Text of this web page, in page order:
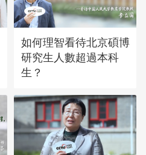
如何理智看待北京碩博
研究生人數超過本科
生？